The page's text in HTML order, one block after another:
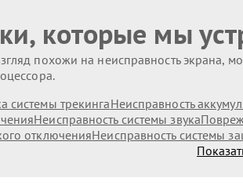
которые мы
похожи на неисправность экрана,
системы трекингаНеисправность
Неисправность системы звука
отключенияНеисправность системы